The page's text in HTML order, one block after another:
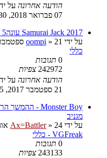
הודעה אחרונה על
07 פברואר 2018, 11:30
Samurai Jack 2017 עונה5 (10 פרקים)
על ידי
oompi » 21 ספטמבר 2017, 14:25
כללי
0 תגובות
242972 צפיות
הודעה אחרונה על
21 ספטמבר 2017, 14:25
מגניב
על ידי
Ax=Battler» 24 אוגוסט 2017, 14:07
VGFreak - כללי
0 תגובות
243133 צפיות